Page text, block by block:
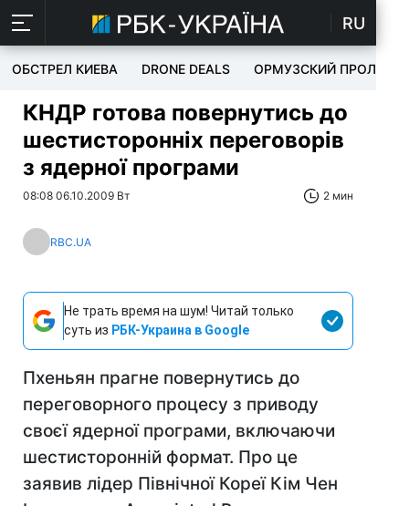
RU
ОБСТРЕЛ КИЕВА DRONE DEALS ОРМУЗСКИЙ ПРОЛИВ
КНДР готова повернутись до
шестисторонніх переговорів
з ядерної програми
08:08 06.10.2009 Вт 2 мин
RBC.UA
Не трать время на шум! Читай только
суть из РБК-Украина в Google
Пхеньян прагне повернутись до
переговорного процесу з приводу
своєї ядерної програми, включаючи
шестисторонній формат. Про це
заявив лідер Північної Кореї Кім Чен